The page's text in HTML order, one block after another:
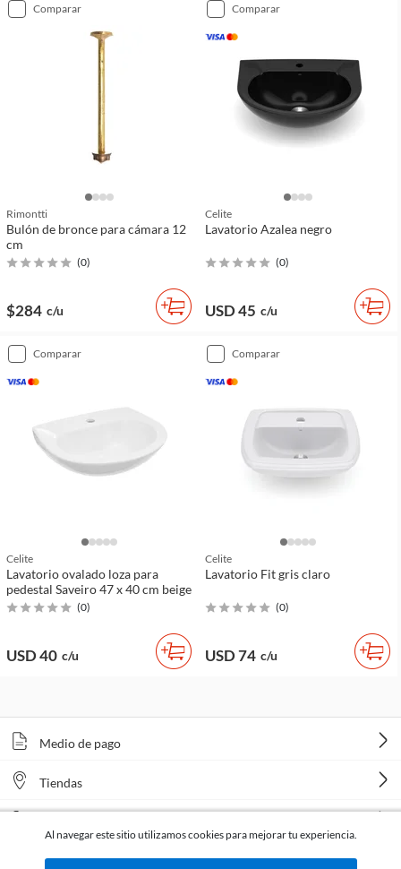
comparar
Rimontti
Bulón de bronce para cámara 12
cm
(0)
$284 c/u
comparar
Celite
Lavatorio Azalea negro
(0)
USD 45 c/u
comparar
Celite
Lavatorio ovalado loza para
pedestal Saveiro 47 x 40 cm beige
(0)
USD 40 c/u
comparar
Celite
Lavatorio Fit gris claro
(0)
USD 74 c/u
Medio de pago
Tiendas
Al navegar este sitio utilizamos cookies para mejorar tu experiencia.